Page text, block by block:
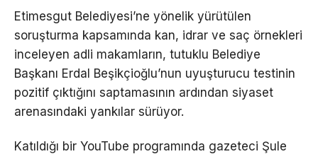
Etimesgut Belediyesi’ne yönelik yürütülen
soruşturma kapsamında kan, idrar ve saç örnekleri
inceleyen adli makamların, tutuklu Belediye
Başkanı Erdal Beşikçioğlu’nun uyuşturucu testinin
pozitif çıktığını saptamasının ardından siyaset
arenasındaki yankılar sürüyor.
Katıldığı bir YouTube programında gazeteci Şule